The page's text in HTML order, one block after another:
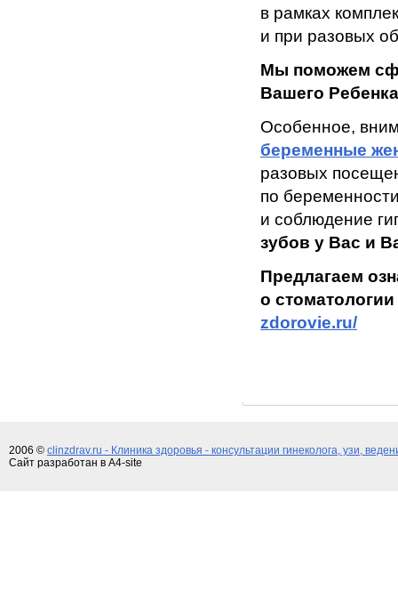
в рамках
и при разовых
Мы поможем
Вашего
Особенное,
беременные
разовых
по
и соблюдение
зубов у Вас и
Предлагаем
о
zdorovie.ru/
2006 © clinzdrav.ru - Клиника здоровья - консультации гинеколога, узи,
Сайт разработан в A4-site